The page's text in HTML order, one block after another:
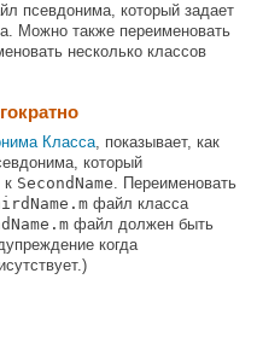
псевдонима, который задает
Можно также переименовать
несколько классов
Класса, показывает, как
который
к SecondName. Переименовать
файл класса
файл должен быть
когда